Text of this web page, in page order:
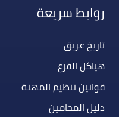
روابط سريعة
تاريخ عريق
هياكل الفرع
قوانين تنظيم المهنة
دليل المحامين